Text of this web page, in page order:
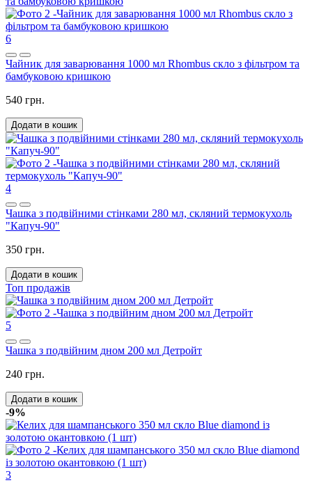
6
Чайник для заварювання 1000 мл Rhombus скло з фільтром та
бамбуковою кришкою
540 грн.
Додати в кошик
4
Чашка з подвійними стінками 280 мл, скляний термокухоль
"Капуч-90"
350 грн.
Додати в кошик
Топ продажів
5
Чашка з подвійним дном 200 мл Детройт
240 грн.
Додати в кошик
-9%
3